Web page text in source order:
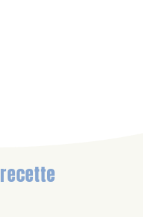
recette